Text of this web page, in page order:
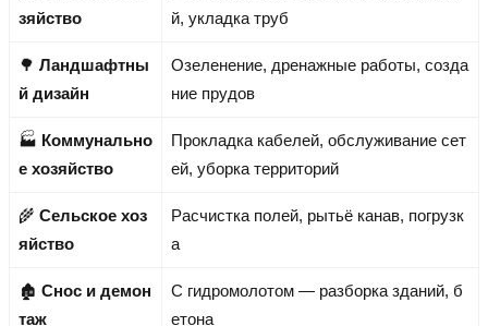
зяйство
й, укладка труб
🌳 Ландшафтны
й дизайн
Озеленение, дренажные работы, созда
ние прудов
🏭 Коммунально
е хозяйство
Прокладка кабелей, обслуживание сет
ей, уборка территорий
🌾 Сельское хоз
яйство
Расчистка полей, рытьё канав, погрузк
а
🏚️ Снос и демон
таж
С гидромолотом — разборка зданий, б
етона